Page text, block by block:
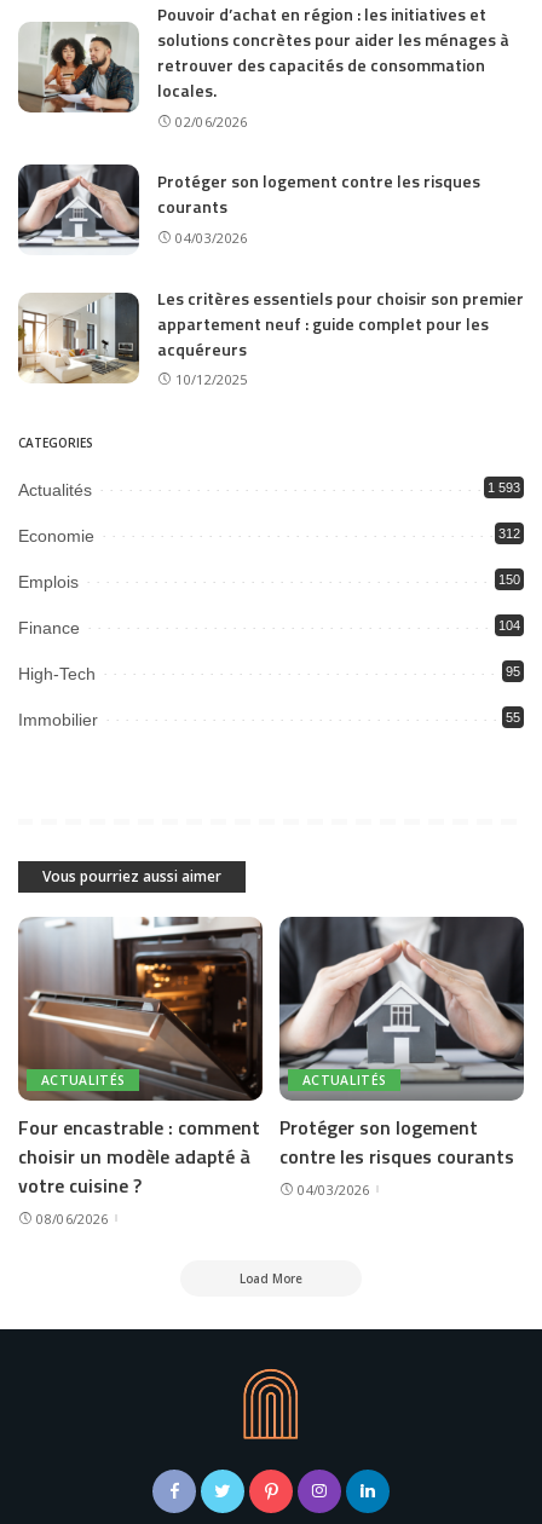
Pouvoir d’achat en région : les initiatives et
solutions concrètes pour aider les ménages à
retrouver des capacités de consommation
locales.
02/06/2026
Protéger son logement contre les risques
courants
04/03/2026
Les critères essentiels pour choisir son premier
appartement neuf : guide complet pour les
acquéreurs
10/12/2025
CATEGORIES
Actualités 1 593
Economie 312
Emplois 150
Finance 104
High-Tech 95
Immobilier 55
Vous pourriez aussi aimer
ACTUALITÉS
Four encastrable : comment
choisir un modèle adapté à
votre cuisine ?
08/06/2026
ACTUALITÉS
Protéger son logement
contre les risques courants
04/03/2026
Load More